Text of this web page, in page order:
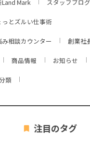
Mark スタッフブログ
とズルい仕事術
相談カウンター 創業社
商品情報 お知らせ
類
注目のタグ